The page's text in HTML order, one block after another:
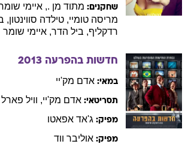
שחקנים: מתוד מן .
, איימי
מריסה טומיי, טילדה סווינטון,
רדקליף, ביל הדר, איימי שומר
חדשות בהפרעה 2013
במאי: אדם מק'יי
תסריטאי: אדם מק'יי, וויל פארל
מפיק: ג'אד אפאטו
מפיק: אוליבר ווד